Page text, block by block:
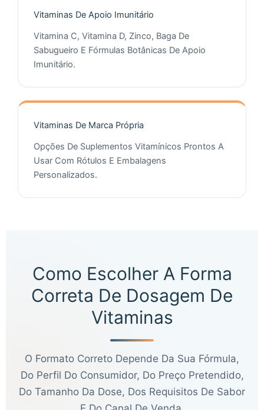
Vitaminas De Apoio Imunitário
Vitamina C, Vitamina D, Zinco, Baga De
Sabugueiro E Fórmulas Botânicas De Apoio
Imunitário.
Vitaminas De Marca Própria
Opções De Suplementos Vitamínicos Prontos A
Usar Com Rótulos E Embalagens
Personalizados.
Como Escolher A Forma
Correta De Dosagem De
Vitaminas
O Formato Correto Depende Da Sua Fórmula,
Do Perfil Do Consumidor, Do Preço Pretendido,
Do Tamanho Da Dose, Dos Requisitos De Sabor